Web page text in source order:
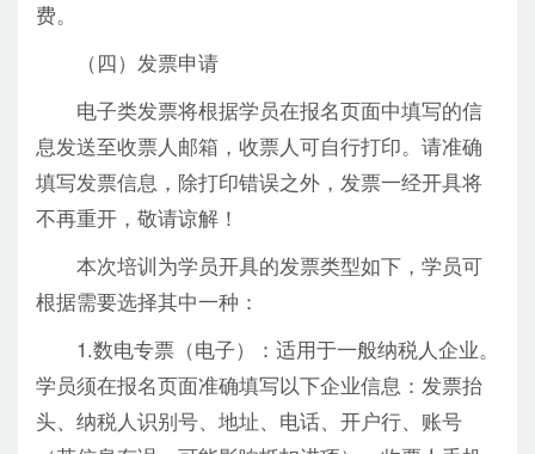
费。
（四）发票申请
电子类发票将根据学员在报名页面中填写的信
息发送至收票人邮箱，收票人可自行打印。请准确
填写发票信息，除打印错误之外，发票一经开具将
不再重开，敬请谅解！
本次培训为学员开具的发票类型如下，学员可
根据需要选择其中一种：
1.数电专票（电子）：适用于一般纳税人企业。
学员须在报名页面准确填写以下企业信息：发票抬
头、纳税人识别号、地址、电话、开户行、账号